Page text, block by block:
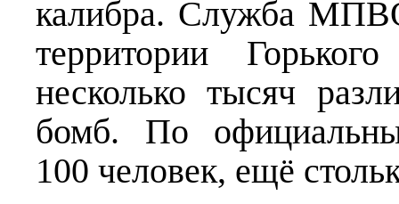
калибра. Служба
территории
несколько тысяч
бомб. По
100 человек, ещё